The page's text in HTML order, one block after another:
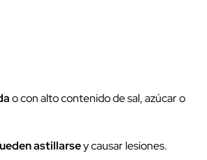
o con alto contenido de sal, azúcar o
astillarsey causar lesiones.